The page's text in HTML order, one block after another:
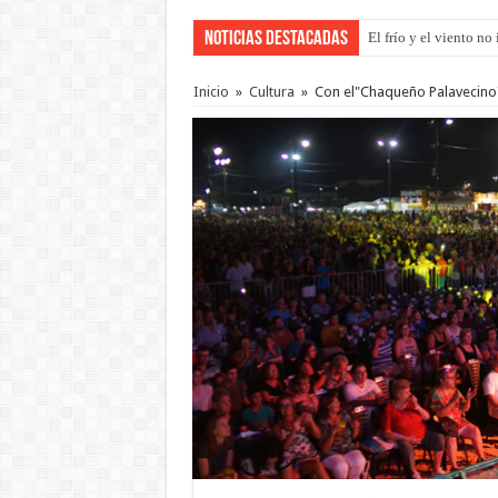
Noticias Destacadas El frío y el viento no
OSER: Frigerio
Inicio » Cultura » Con el"Chaqueño